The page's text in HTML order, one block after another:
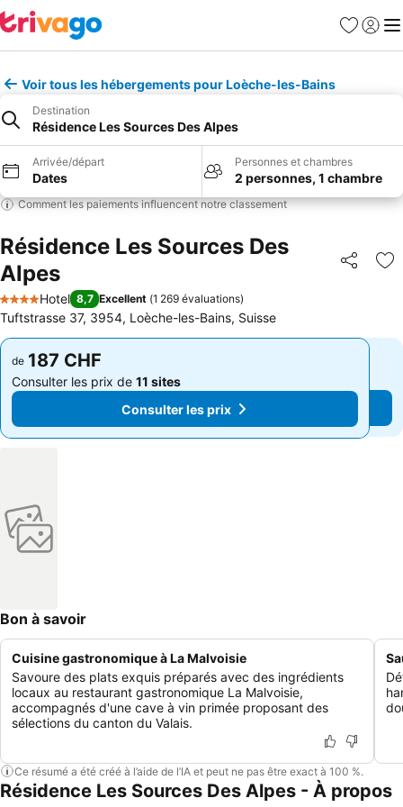
Favoris
Se
Voir tous les hébergements pour Loèche-les-Bains
Destination
Résidence Les Sources Des Alpes
Arrivée/départ
Dates
Personnes et chambres
2 personnes, 1 chambre
Comment les paiements influencent notre classement
Résidence Les Sources Des
Alpes
Partager
4 Étoiles
Hotel 8,7 Excellent (1 269 évaluations)
Tuftstrasse 37, 3954, Loèche-les-Bains, Suisse
de 187 CHF
Consulter les prix de 11 sites
Consulter les prix
de 187 CHF
Consulter les prix de 11 sites
Consulter les prix
Bon à savoir
Cuisine gastronomique à La Malvoisie
Savoure des plats exquis préparés avec des ingrédients
locaux au restaurant gastronomique La Malvoisie,
accompagnés d'une cave à vin primée proposant des
sélections du canton du Valais.
Ce résumé a été créé à l’aide de l’IA et peut ne pas être exact à 100 %.
Résidence Les Sources Des Alpes - À propos